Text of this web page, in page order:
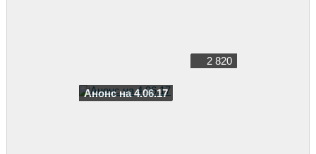
2 820
Анонс на 4.06.17